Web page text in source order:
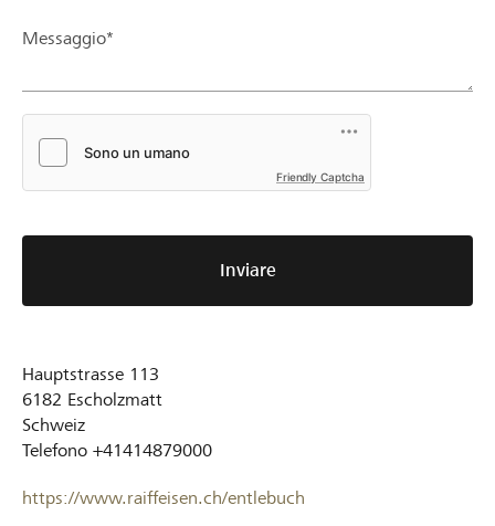
Messaggio*
Friendly Captcha
Inviare
Hauptstrasse 113
6182 Escholzmatt
Schweiz
Telefono +41414879000
https://www.raiffeisen.ch/entlebuch